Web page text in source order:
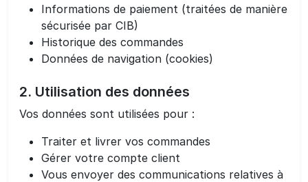
Informations de paiement (traitées de manière
sécurisée par CIB)
Historique des commandes
Données de navigation (cookies)
2. Utilisation des données
Vos données sont utilisées pour :
Traiter et livrer vos commandes
Gérer votre compte client
Vous envoyer des communications relatives à